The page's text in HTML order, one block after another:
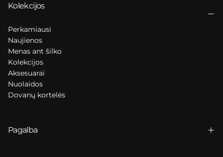
Kolekcijos
Perkamiausi
Naujienos
Menas ant šilko
Kolekcijos
Aksesuarai
Nuolaidos
Dovanų kortelės
Pagalba